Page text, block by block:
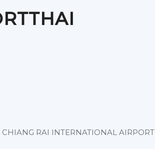
CHIANG RAI INTERNATIONAL AIRPORT